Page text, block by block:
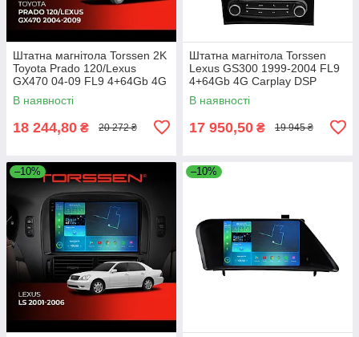
Штатна магнітола Torssen 2K
Toyota Prado 120/Lexus
GX470 04-09 FL9 4+64Gb 4G
Carplay DSP
В наявності
18 244,80 ₴ 20 272 ₴
Штатна магнітола Torssen
Lexus GS300 1999-2004 FL9
4+64Gb 4G Carplay DSP
В наявності
17 950,50 ₴ 19 945 ₴
–10% –10%